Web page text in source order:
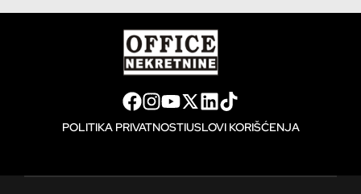
POLITIKA PRIVATNOSTIUSLOVI KORIŠĆENJA